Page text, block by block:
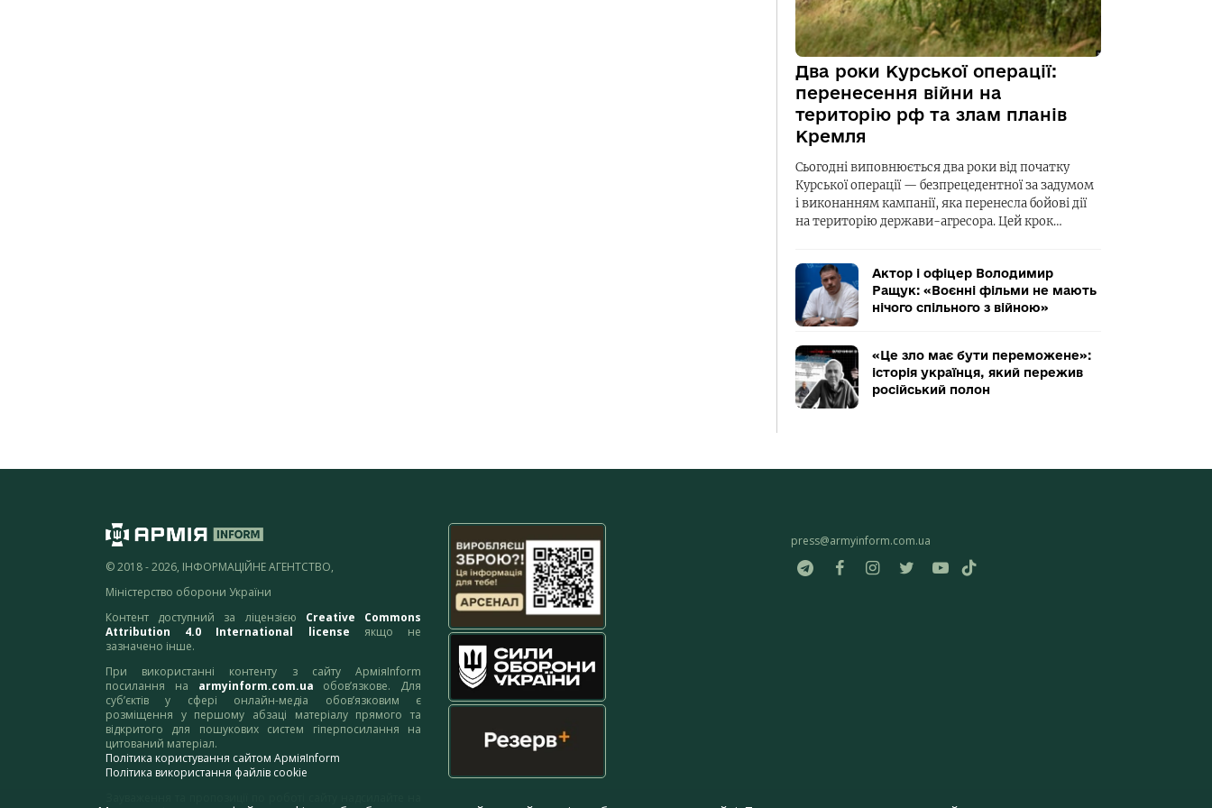
Два роки Курської операції:
перенесення війни на
територію рф та злам планів
Кремля
Сьогодні виповнюється два роки від початку
Курської операції — безпрецедентної за задумом
і виконанням кампанії, яка перенесла бойові дії
на територію держави-агресора. Цей крок…
Актор і офіцер Володимир
Ращук: «Воєнні фільми не мають
нічого спільного з війною»
«Це зло має бути переможене»:
історія українця, який пережив
російський полон
© 2018 - 2026, ІНФОРМАЦІЙНЕ АГЕНТСТВО,
Міністерство оборони України
Контент доступний за ліцензією Creative Commons
Attribution 4.0 International license якщо не
зазначено інше.
При використанні контенту з сайту АрміяInform
посилання на armyinform.com.ua обов’язкове. Для
суб’єктів у сфері онлайн-медіа обов’язковим є
розміщення у першому абзаці матеріалу прямого та
відкритого для пошукових систем гіперпосилання на
цитований матеріал.
Політика користування сайтом АрміяInform
Політика використання файлів cookie
press@armyinform.com.ua